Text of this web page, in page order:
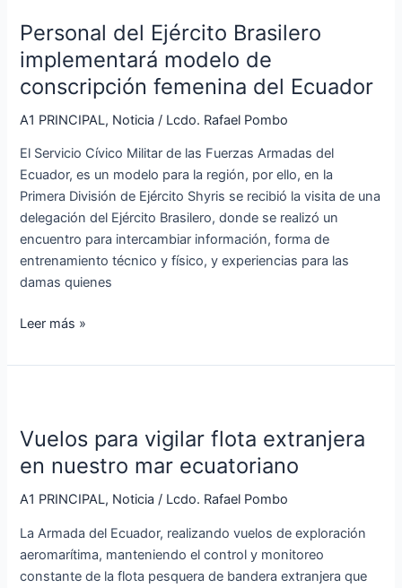
Personal del Ejército Brasilero
implementará modelo de
conscripción femenina del Ecuador
A1 PRINCIPAL, Noticia / Lcdo. Rafael Pombo
El Servicio Cívico Militar de las Fuerzas Armadas del
Ecuador, es un modelo para la región, por ello, en la
Primera División de Ejército Shyris se recibió la visita de una
delegación del Ejército Brasilero, donde se realizó un
encuentro para intercambiar información, forma de
entrenamiento técnico y físico, y experiencias para las
damas quienes
Ejército
Brasilero
implementará
modelo
de
femenina
del
Ecuador
Leer más »
Vuelos para vigilar flota extranjera
en nuestro mar ecuatoriano
A1 PRINCIPAL, Noticia / Lcdo. Rafael Pombo
La Armada del Ecuador, realizando vuelos de exploración
aeromarítima, manteniendo el control y monitoreo
constante de la flota pesquera de bandera extranjera que
vigilar
flota
en